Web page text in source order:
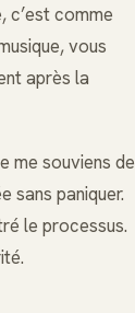
c’est comme
vous
après la
me souviens de
sans paniquer.
le processus.